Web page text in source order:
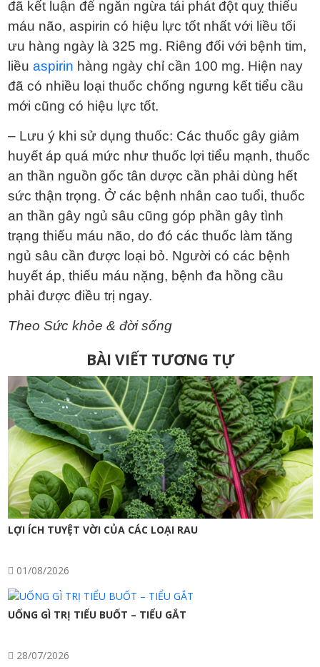
đã kết luận để ngăn ngừa tái phát đột quỵ thiếu
máu não, aspirin có hiệu lực tốt nhất với liều tối
ưu hàng ngày là 325 mg. Riêng đối với bệnh tim,
liều aspirin hàng ngày chỉ cần 100 mg. Hiện nay
đã có nhiều loại thuốc chống ngưng kết tiểu cầu
mới cũng có hiệu lực tốt.
– Lưu ý khi sử dụng thuốc: Các thuốc gây giảm
huyết áp quá mức như thuốc lợi tiểu mạnh, thuốc
an thần nguồn gốc tân dược cần phải dùng hết
sức thận trọng. Ở các bệnh nhân cao tuổi, thuốc
an thần gây ngủ sâu cũng góp phần gây tình
trạng thiếu máu não, do đó các thuốc làm tăng
ngủ sâu cần được loại bỏ. Người có các bệnh
huyết áp, thiếu máu nặng, bệnh đa hồng cầu
phải được điều trị ngay.
Theo Sức khỏe & đời sống
hướng
bài
viết
BÀI VIẾT TƯƠNG TỰ
LỢI ÍCH TUYỆT VỜI CỦA CÁC LOẠI RAU
01/08/2026
UỐNG GÌ TRỊ TIỂU BUỐT – TIỂU GẮT
28/07/2026